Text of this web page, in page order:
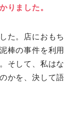
りました。
た。店におもち
棒の事件を利用
そして、私はな
かを、決して語